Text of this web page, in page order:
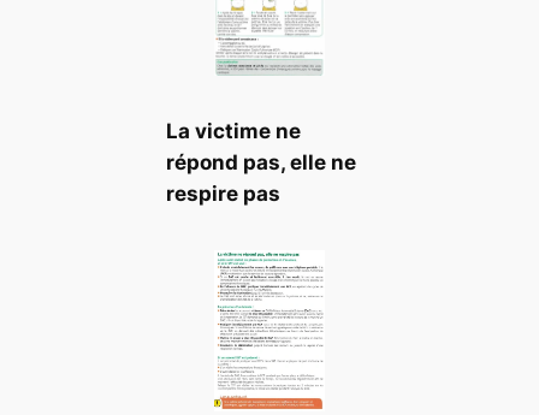
La victime ne
répond pas, elle ne
respire pas